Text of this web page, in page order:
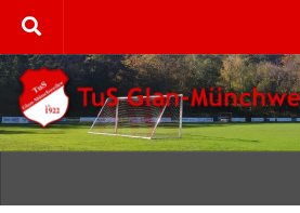
Zum Inhalt springen